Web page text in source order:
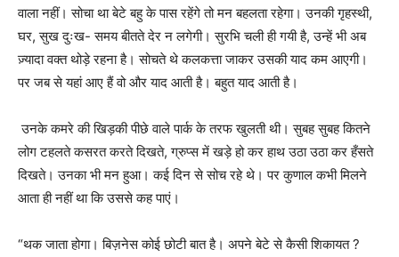
वाला नहीं। सोचा था बेटे बहु के पास रहेंगे तो मन बहलता रहेगा। उनकी गृहस्थी,
घर, सुख दुःख- समय बीतते देर न लगेगी। सुरभि चली ही गयी है, उन्हें भी अब
ज़्यादा वक्त थोड़े रहना है। सोचते थे कलकत्ता जाकर उसकी याद कम आएगी।
पर जब से यहां आए हैं वो और याद आती है। बहुत याद आती है।
उनके कमरे की खिड़की पीछे वाले पार्क के तरफ खुलती थी। सुबह सुबह कितने
लोग टहलते कसरत करते दिखते, ग्रुप्स में खड़े हो कर हाथ उठा उठा कर हँसते
दिखते। उनका भी मन हुआ। कई दिन से सोच रहे थे। पर कुणाल कभी मिलने
आता ही नहीं था कि उससे कह पाएं।
“थक जाता होगा। बिज़नेस कोई छोटी बात है। अपने बेटे से कैसी शिकायत ?